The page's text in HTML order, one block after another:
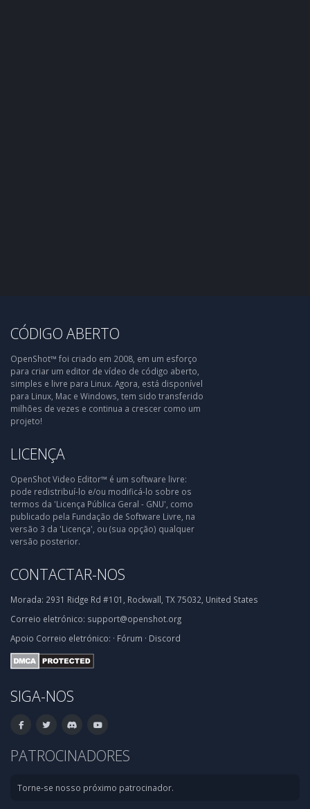
CÓDIGO ABERTO
OpenShot™ foi criado em 2008, em um esforço
para criar um editor de vídeo de código aberto,
simples e livre para Linux. Agora, está disponível
para Linux, Mac e Windows, tem sido transferido
milhões de vezes e continua a crescer como um
projeto!
LICENÇA
OpenShot Video Editor™ é um software livre:
pode redistribuí-lo e/ou modificá-lo sobre os
termos da 'Licença Pública Geral - GNU', como
publicado pela Fundação de Software Livre, na
versão 3 da 'Licença', ou (sua opção) qualquer
versão posterior.
CONTACTAR-NOS
Morada: 2931 Ridge Rd #101, Rockwall, TX 75032, United States
Correio eletrónico: support@openshot.org
Apoio Correio eletrónico: · Fórum · Discord
SIGA-NOS
PATROCINADORES
Torne-se nosso próximo patrocinador.